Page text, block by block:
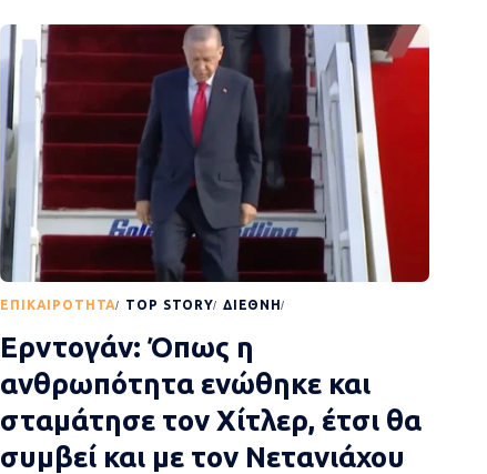
EΠΙΚΑΙΡΌΤΗΤΑ TOP STORY ΔΙΕΘΝΉ
Ερντογάν: Όπως η
ανθρωπότητα ενώθηκε και
σταμάτησε τον Χίτλερ, έτσι θα
συμβεί και με τον Νετανιάχου